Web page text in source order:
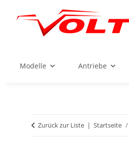
Modelle Antriebe
Zurück zur Liste Startseite